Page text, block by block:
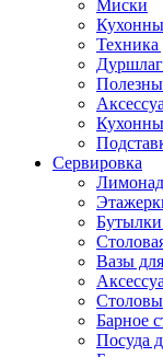
Миски
Техника
Сервировка
Бутылки
Вазы
Барное
Посуда